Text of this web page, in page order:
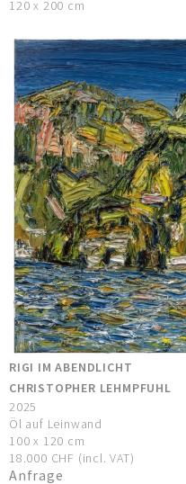
120 x 200 cm
RIGI IM ABENDLICHT
CHRISTOPHER LEHMPFUHL
2025
Öl auf Leinwand
100 x 120 cm
18.000 CHF (incl. VAT)
Anfrage